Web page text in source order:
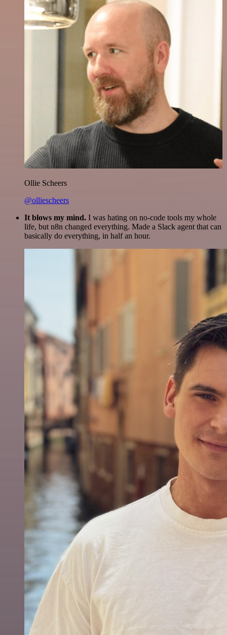
Ollie Scheers
@olliescheers
It blows my mind. I was hating on no-code tools my whole
life, but n8n changed everything. Made a Slack agent that can
basically do everything, in half an hour.